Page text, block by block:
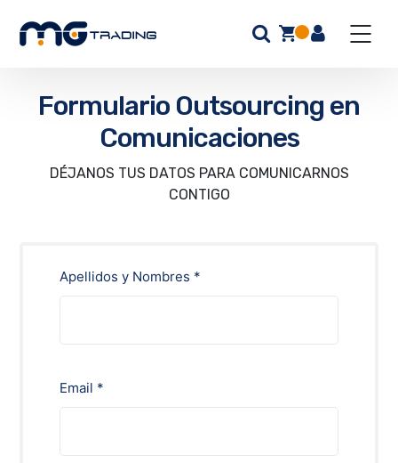
Formulario Outsourcing en
Comunicaciones
DÉJANOS TUS DATOS PARA COMUNICARNOS
CONTIGO
Apellidos y Nombres *
Email *